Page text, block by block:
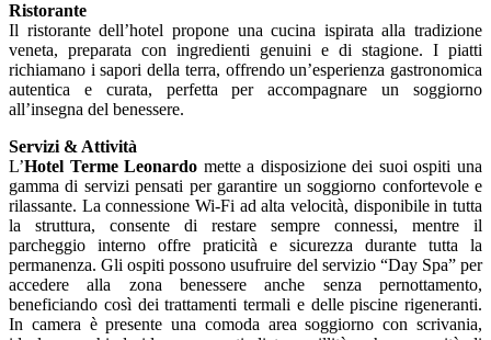
Ristorante
Il ristorante dell’hotel propone una cucina ispirata alla tradizione
veneta, preparata con ingredienti genuini e di stagione. I piatti
richiamano i sapori della terra, offrendo un’esperienza gastronomica
autentica e curata, perfetta per accompagnare un soggiorno
all’insegna del benessere.
Servizi & Attività
L’Hotel Terme Leonardo mette a disposizione dei suoi ospiti una
gamma di servizi pensati per garantire un soggiorno confortevole e
rilassante. La connessione Wi-Fi ad alta velocità, disponibile in tutta
la struttura, consente di restare sempre connessi, mentre il
parcheggio interno offre praticità e sicurezza durante tutta la
permanenza. Gli ospiti possono usufruire del servizio “Day Spa” per
accedere alla zona benessere anche senza pernottamento,
beneficiando così dei trattamenti termali e delle piscine rigeneranti.
In camera è presente una comoda area soggiorno con scrivania,